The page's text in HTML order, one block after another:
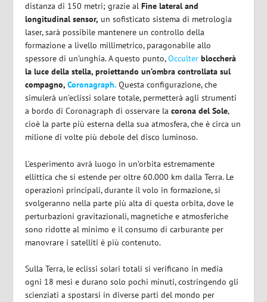
distanza di 150 metri; grazie alFine lateral and
longitudinal sensor, un sofisticato sistema di metrologia
laser, sarà possibile mantenere un controllo della
formazione a livello millimetrico, paragonabile allo
spessore di un’unghia. A questo punto,Occulter bloccherà
la luce della stella, proiettando un’ombra controllata sul
compagno,Coronagraph. Questa configurazione, che
simulerà un’eclissi solare totale, permetterà agli strumenti
a bordo di Coronagraph di osservare lacorona del Sole,
cioè la parte più esterna della sua atmosfera, che è circa un
milione di volte più debole del disco luminoso.
L’esperimento avrà luogo in un’orbita estremamente
ellittica che si estende per oltre 60.000 km dalla Terra. Le
operazioni principali, durante il volo in formazione, si
svolgeranno nella parte più alta di questa orbita, dove le
perturbazioni gravitazionali, magnetiche e atmosferiche
sono ridotte al minimo e il consumo di carburante per
manovrare i satelliti è più contenuto.
Sulla Terra, le eclissi solari totali si verificano in media
ogni 18 mesi e durano solo pochi minuti, costringendo gli
scienziati a spostarsi in diverse parti del mondo per